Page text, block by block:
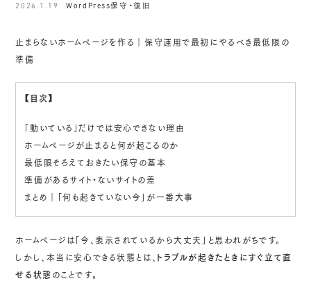
2026.1.19 WordPress保守・復旧
止まらないホームページを作る｜保守運用で最初にやるべき最低限の
準備
【目次】
「動いている」だけでは安心できない理由
ホームページが止まると何が起こるのか
最低限そろえておきたい保守の基本
準備があるサイト・ないサイトの差
まとめ｜「何も起きていない今」が一番大事
ホームページは「今、表示されているから大丈夫」と思われがちです。
しかし、本当に安心できる状態とは、 トラブルが起きたときにすぐ立て直
せる状態 のことです。